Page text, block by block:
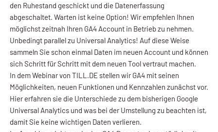
den Ruhestand geschickt und die Datenerfassung
abgeschaltet. Warten ist keine Option! Wir empfehlen Ihnen
möglichst zeitnah Ihren GA4 Account in Betrieb zu nehmen.
Unbedingt parallel zu Universal Analytics! Auf diese Weise
sammeln Sie schon einmal Daten im neuen Account und können
sich Schritt für Schritt mit dem neuen Tool vertraut machen.
In dem Webinar von TILL.DE stellen wir GA4 mit seinen
Möglichkeiten, neuen Funktionen und Kennzahlen zunächst vor.
Hier erfahren sie die Unterschiede zu dem bisherigen Google
Universal Analytics und was bei der Umstellung zu beachten ist,
damit Sie keine wichtigen Daten verlieren.